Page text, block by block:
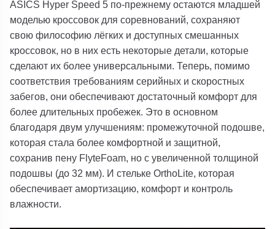
ASICS Hyper Speed ​​​​5 по-прежнему остаются младшей
моделью кроссовок для соревнований, сохраняют
свою философию лёгких и доступных смешанных
кроссовок, но в них есть некоторые детали, которые
сделают их более универсальными. Теперь, помимо
соответствия требованиям серийных и скоростных
забегов, они обеспечивают достаточный комфорт для
более длительных пробежек. Это в основном
благодаря двум улучшениям: промежуточной подошве,
которая стала более комфортной и защитной,
сохранив пену FlyteFoam, но с увеличенной толщиной
подошвы (до 32 мм). И стелькеOrthoLite, которая
обеспечивает амортизацию, комфорт и контроль
влажности.